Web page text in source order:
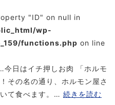
"ID" on null in
wp-
functions.php on line
日はイチ押しお肉 「ホルモ
その名の通り、ホルモン屋さ
て食べます。… 続きを読む